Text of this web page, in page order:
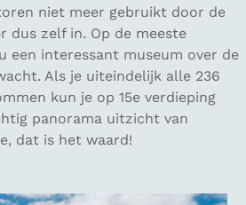
niet meer gebruikt door de
dus zelf in. Op de meeste
een interessant museum over de
Als je uiteindelijk alle 236
kun je op 15e verdieping
panorama uitzicht van
dat is het waard!